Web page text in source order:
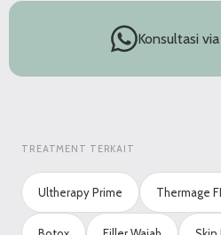
Konsultasi
TREATMENT TERKAIT
Ultherapy Prime Thermage